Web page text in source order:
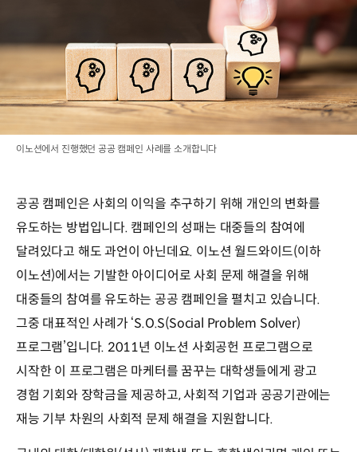
이노션에서 진행했던 공공 캠페인 사례를 소개합니다
공공 캠페인은 사회의 이익을 추구하기 위해 개인의 변화를
유도하는 방법입니다. 캠페인의 성패는 대중들의 참여에
달려있다고 해도 과언이 아닌데요. 이노션 월드와이드(이하
이노션)에서는 기발한 아이디어로 사회 문제 해결을 위해
대중들의 참여를 유도하는 공공 캠페인을 펼치고 있습니다.
그중 대표적인 사례가 ‘S.O.S(Social Problem Solver)
프로그램’입니다. 2011년 이노션 사회공헌 프로그램으로
시작한 이 프로그램은 마케터를 꿈꾸는 대학생들에게 광고
경험 기회와 장학금을 제공하고, 사회적 기업과 공공기관에는
재능 기부 차원의 사회적 문제 해결을 지원합니다.